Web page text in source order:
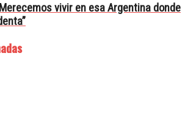
vivir en esa Argentina donde